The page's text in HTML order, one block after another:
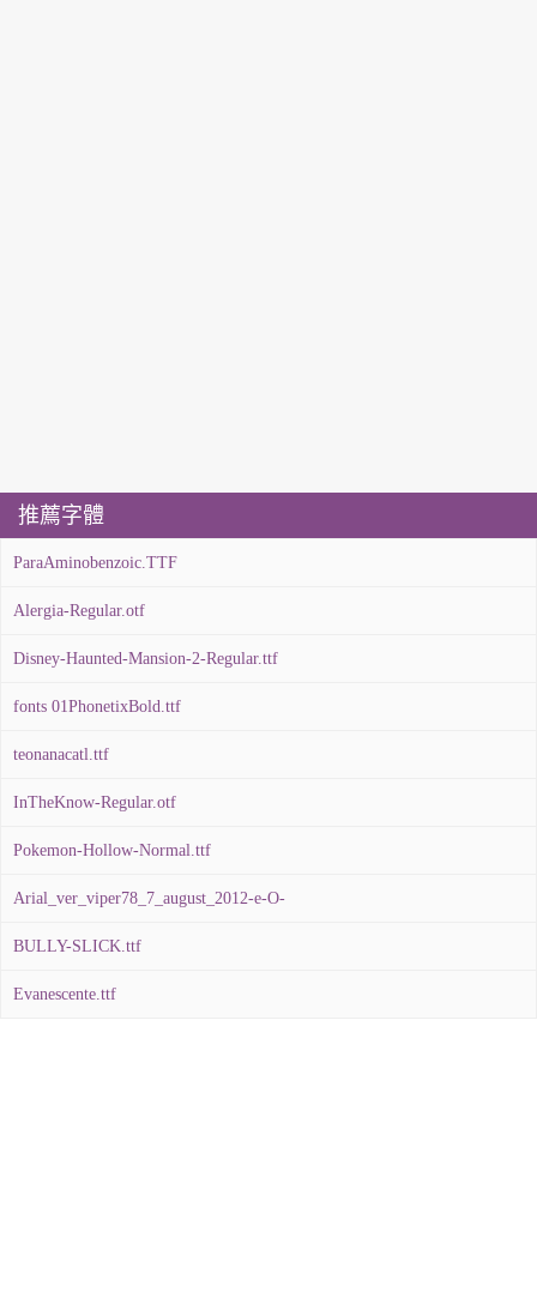
推薦字體
ParaAminobenzoic.TTF
Alergia-Regular.otf
Disney-Haunted-Mansion-2-Regular.ttf
fonts 01PhonetixBold.ttf
teonanacatl.ttf
InTheKnow-Regular.otf
Pokemon-Hollow-Normal.ttf
Arial_ver_viper78_7_august_2012-e-O-
BULLY-SLICK.ttf
Evanescente.ttf